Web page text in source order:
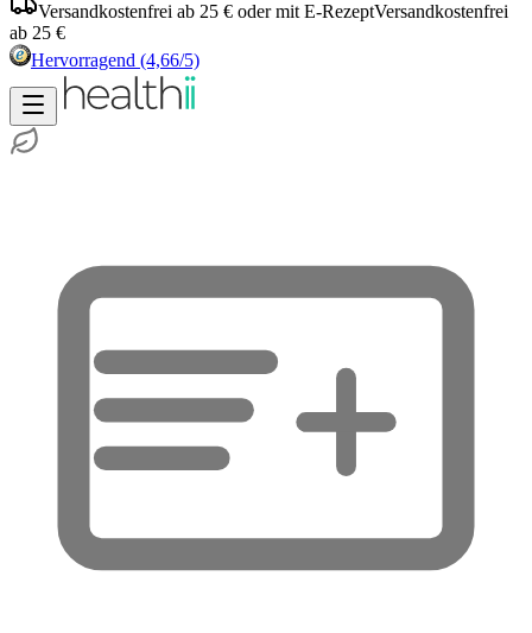
Versandkostenfrei ab 25 € oder mit E-RezeptVersandkostenfrei
ab 25 €
Hervorragend (4,66/5)